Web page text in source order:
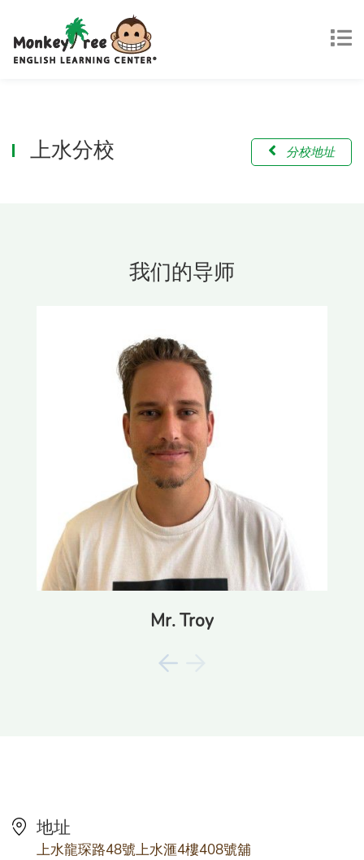
上水分校 分校地址
我们的导师
Mr. Troy
地址
上水龍琛路48號上水滙4樓408號舖